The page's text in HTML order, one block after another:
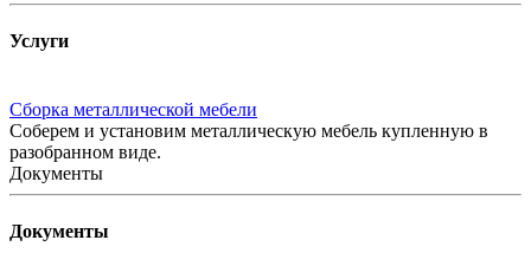
Услуги
Сборка металлической мебели
Соберем и установим металлическую мебель купленную в
разобранном виде.
Документы
Документы